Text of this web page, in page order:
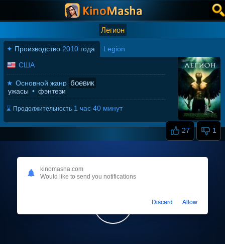
Легион
✦ Производство 2010 года Legion
27 1
США
★ Основной жанр боевик
ужасы • фэнтези
⌛ Продолжительность 1 час 40 минут
kinomasha.com
Would like to send you notifications
Discard Allow